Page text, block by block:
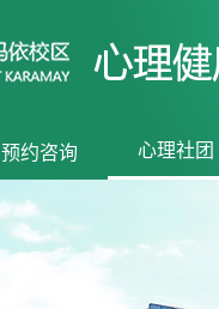
预约咨询 心理社团